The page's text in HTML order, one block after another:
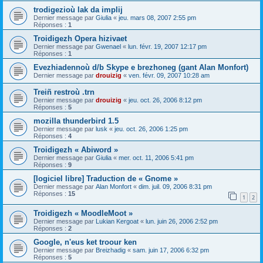
trodigezioù lak da implij
Dernier message par Giulia « jeu. mars 08, 2007 2:55 pm
Réponses : 1
Troidigezh Opera hizivaet
Dernier message par Gwenael « lun. févr. 19, 2007 12:17 pm
Réponses : 1
Evezhiadennoù d/b Skype e brezhoneg (gant Alan Monfort)
Dernier message par drouizig « ven. févr. 09, 2007 10:28 am
Treiñ restroù .trn
Dernier message par drouizig « jeu. oct. 26, 2006 8:12 pm
Réponses : 5
mozilla thunderbird 1.5
Dernier message par lusk « jeu. oct. 26, 2006 1:25 pm
Réponses : 4
Troidigezh « Abiword »
Dernier message par Giulia « mer. oct. 11, 2006 5:41 pm
Réponses : 9
[logiciel libre] Traduction de « Gnome »
Dernier message par Alan Monfort « dim. juil. 09, 2006 8:31 pm
Réponses : 15 1 2
Troidigezh « MoodleMoot »
Dernier message par Lukian Kergoat « lun. juin 26, 2006 2:52 pm
Réponses : 2
Google, n'eus ket troour ken
Dernier message par Breizhadig « sam. juin 17, 2006 6:32 pm
Réponses : 5